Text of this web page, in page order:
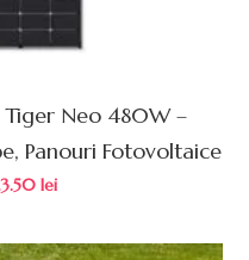
Tiger Neo 480W –
Panouri Fotovoltaice
lei